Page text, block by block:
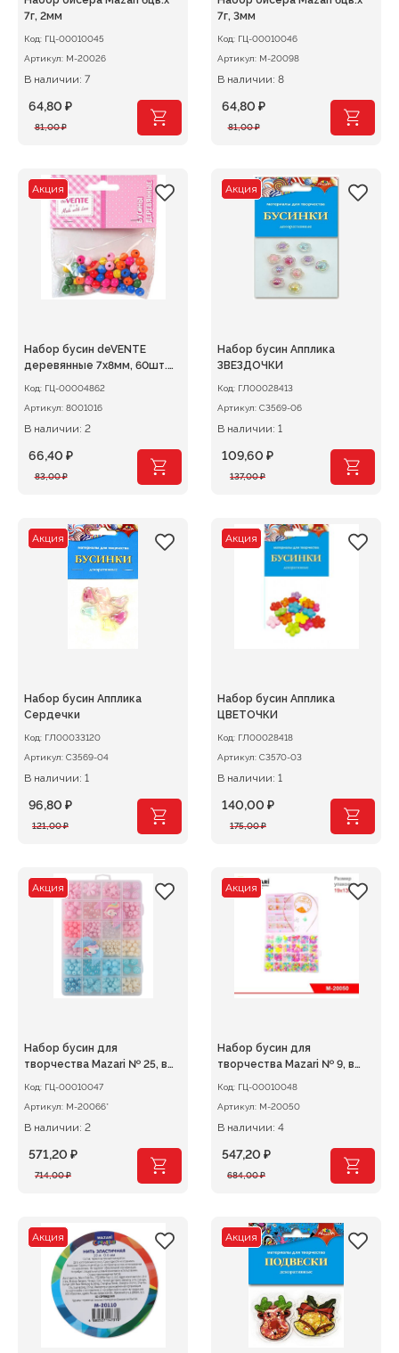
7г, 2мм
Код: ГЦ-00010045
Артикул: M-20026
В наличии: 7
81,00₽
Первоначальная
81,00 ₽.
64,80 ₽
Текущая
7г, 3мм
Код: ГЦ-00010046
Артикул: M-20098
В наличии: 8
81,00₽
Первоначальная
81,00 ₽.
64,80 ₽
Текущая
Акция
Набор бусин deVENTE
деревянные 7х8мм, 60шт.
Код: ГЦ-00004862
Артикул: 8001016
В наличии: 2
83,00₽
Первоначальная
83,00 ₽.
66,40 ₽
Текущая
Акция
Набор бусин Апплика
ЗВЕЗДОЧКИ
Код: ГЛ00028413
Артикул: С3569-06
В наличии: 1
137,00₽
Первоначальная
137,00 ₽.
109,60 ₽
Текущая
Акция
Набор бусин Апплика
Сердечки
Код: ГЛ00033120
Артикул: С3569-04
В наличии: 1
121,00₽
Первоначальная
121,00 ₽.
96,80 ₽
Текущая
Акция
Набор бусин Апплика
ЦВЕТОЧКИ
Код: ГЛ00028418
Артикул: С3570-03
В наличии: 1
175,00₽
Первоначальная
175,00 ₽.
140,00 ₽
Текущая
Акция
Набор бусин для
творчества Mazari № 25, в
пластиковом контейнере
Код: ГЦ-00010047
Артикул: M-20066*
В наличии: 2
714,00₽
Первоначальная
714,00 ₽.
571,20 ₽
Текущая
Акция
Набор бусин для
творчества Mazari № 9, в
пластиковом контейнере
Код: ГЦ-00010048
Артикул: M-20050
В наличии: 4
684,00₽
Первоначальная
684,00 ₽.
547,20 ₽
Текущая
Акция Акция